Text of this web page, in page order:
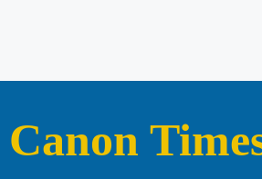
Canon